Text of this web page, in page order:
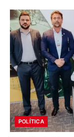
POLÍTICA